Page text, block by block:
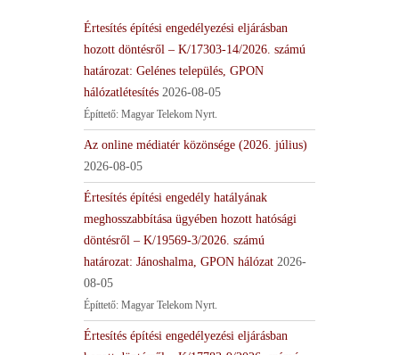
Értesítés építési engedélyezési eljárásban
hozott döntésről – K/17303-14/2026. számú
határozat: Gelénes település, GPON
hálózatlétesítés 2026-08-05
Építtető: Magyar Telekom Nyrt.
Az online médiatér közönsége (2026. július)
2026-08-05
Értesítés építési engedély hatályának
meghosszabbítása ügyében hozott hatósági
döntésről – K/19569-3/2026. számú
határozat: Jánoshalma, GPON hálózat 2026-
08-05
Építtető: Magyar Telekom Nyrt.
Értesítés építési engedélyezési eljárásban